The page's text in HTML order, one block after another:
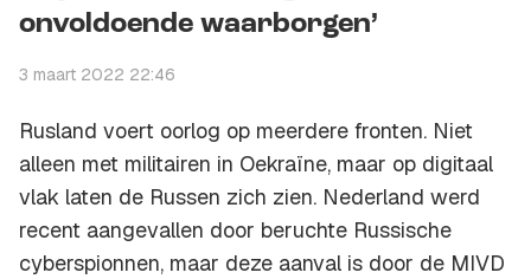
onvoldoende waarborgen’
3 maart 2022 22:46
Rusland voert oorlog op meerdere fronten. Niet
alleen met militairen in Oekraïne, maar op digitaal
vlak laten de Russen zich zien. Nederland werd
recent aangevallen door beruchte Russische
cyberspionnen, maar deze aanval is door de MIVD